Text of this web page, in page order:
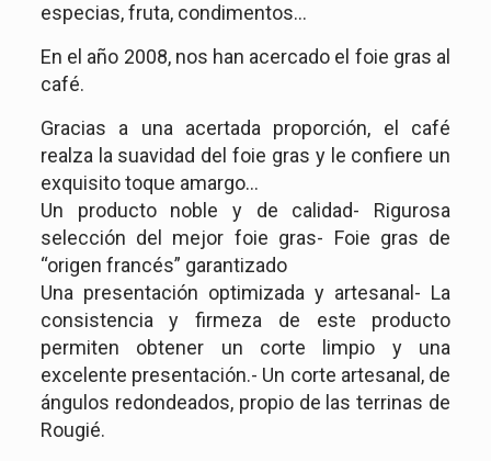
especias, fruta, condimentos…
En el año 2008, nos han acercado el foie gras al
café.
Gracias a una acertada proporción, el café
realza la suavidad del foie gras y le confiere un
exquisito toque amargo…
Un producto noble y de calidad- Rigurosa
selección del mejor foie gras- Foie gras de
“origen francés” garantizado
Una presentación optimizada y artesanal- La
consistencia y firmeza de este producto
permiten obtener un corte limpio y una
excelente presentación.- Un corte artesanal, de
ángulos redondeados, propio de las terrinas de
Rougié.